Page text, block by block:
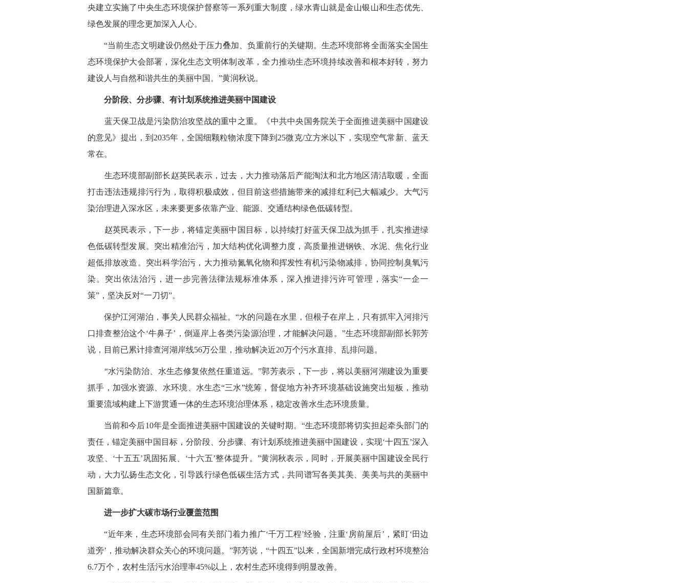
央建立实施了中央生态环境保护督察等一系列重大制度，绿水青山就是金山银山和生态优先、
绿色发展的理念更加深入人心。
“当前生态文明建设仍然处于压力叠加、负重前行的关键期。生态环境部将全面落实全国生
态环境保护大会部署，深化生态文明体制改革，全力推动生态环境持续改善和根本好转，努力
建设人与自然和谐共生的美丽中国。”黄润秋说。
分阶段、分步骤、有计划系统推进美丽中国建设
蓝天保卫战是污染防治攻坚战的重中之重。《中共中央国务院关于全面推进美丽中国建设
的意见》提出，到2035年，全国细颗粒物浓度下降到25微克/立方米以下，实现空气常新、蓝天
常在。
生态环境部副部长赵英民表示，过去，大力推动落后产能淘汰和北方地区清洁取暖，全面
打击违法违规排污行为，取得积极成效，但目前这些措施带来的减排红利已大幅减少。大气污
染治理进入深水区，未来要更多依靠产业、能源、交通结构绿色低碳转型。
赵英民表示，下一步，将锚定美丽中国目标，以持续打好蓝天保卫战为抓手，扎实推进绿
色低碳转型发展。突出精准治污，加大结构优化调整力度，高质量推进钢铁、水泥、焦化行业
超低排放改造。突出科学治污，大力推动氮氧化物和挥发性有机污染物减排，协同控制臭氧污
染。突出依法治污，进一步完善法律法规标准体系，深入推进排污许可管理，落实“一企一
策”，坚决反对“一刀切”。
保护江河湖泊，事关人民群众福祉。“水的问题在水里，但根子在岸上，只有抓牢入河排污
口排查整治这个‘牛鼻子’，倒逼岸上各类污染源治理，才能解决问题。”生态环境部副部长郭芳
说，目前已累计排查河湖岸线56万公里，推动解决近20万个污水直排、乱排问题。
“水污染防治、水生态修复依然任重道远。”郭芳表示，下一步，将以美丽河湖建设为重要
抓手，加强水资源、水环境、水生态“三水”统筹，督促地方补齐环境基础设施突出短板，推动
重要流域构建上下游贯通一体的生态环境治理体系，稳定改善水生态环境质量。
当前和今后10年是全面推进美丽中国建设的关键时期。“生态环境部将切实担起牵头部门的
责任，锚定美丽中国目标，分阶段、分步骤、有计划系统推进美丽中国建设，实现‘十四五’深入
攻坚、‘十五五’巩固拓展、‘十六五’整体提升。”黄润秋表示，同时，开展美丽中国建设全民行
动，大力弘扬生态文化，引导践行绿色低碳生活方式，共同谱写各美其美、美美与共的美丽中
国新篇章。
进一步扩大碳市场行业覆盖范围
“近年来，生态环境部会同有关部门着力推广‘千万工程’经验，注重‘房前屋后’，紧盯‘田边
道旁’，推动解决群众关心的环境问题。”郭芳说，“十四五”以来，全国新增完成行政村环境整治
6.7万个，农村生活污水治理率45%以上，农村生态环境得到明显改善。